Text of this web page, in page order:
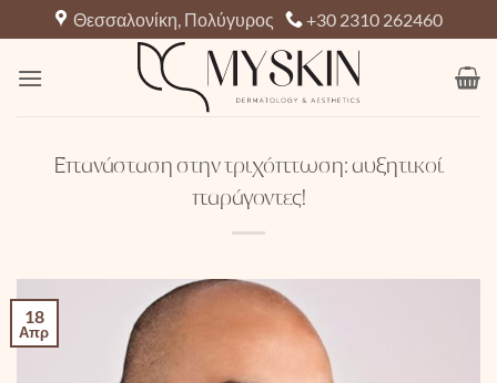
Μετάβαση
στο
περιεχόμενο
Θεσσαλονίκη, Πολύγυρος +30 2310 262460
Επανάσταση στην τριχόπτωση: αυξητικοί
παράγοντες!
18
Απρ